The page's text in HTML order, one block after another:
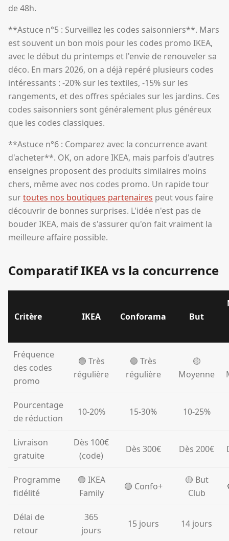
de 48h.
**Astuce n°5 : Surveillez les codes saisonniers**. Mars
est souvent un bon mois pour les codes promo IKEA,
avec le début du printemps et l'envie de renouveler sa
déco. En mars 2026, on a déjà repéré plusieurs codes
intéressants : -20% sur les textiles, -15% sur les
rangements, et des offres spéciales sur les jardins. Ces
codes saisonniers sont généralement plus généreux
que les codes classiques.
**Astuce n°6 : Comparez avec la concurrence avant
d'acheter**. OK, on adore IKEA, mais parfois d'autres
enseignes proposent des produits similaires moins
chers, même avec nos codes promo. Un rapide tour
surtoutes nos boutiques partenaires peut vous faire
découvrir de bonnes surprises. L'idée n'est pas de
bouder IKEA, mais de s'assurer qu'on fait vraiment la
meilleure affaire possible.
Comparatif IKEA vs la concurrence
Critère IKEA Conforama But
Fréquence
des codes
promo
🟢 Très
régulière
🟢 Très
régulière
🟡
Moyenne
Pourcentage
de réduction
10-20% 15-30% 10-25%
Livraison
gratuite
Dès 100€
(code)
Dès 300€ Dès 200€
Programme
fidélité
🟢 IKEA
Family
🟢 Confo+
🟡 But
Club
Délai de
retour
365
jours
15 jours 14 jours